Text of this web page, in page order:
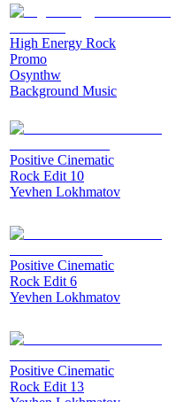
High Energy Rock
Promo
Osynthw
Background Music
Positive Cinematic
Rock Edit 10
Yevhen Lokhmatov
Positive Cinematic
Rock Edit 6
Yevhen Lokhmatov
Positive Cinematic
Rock Edit 13